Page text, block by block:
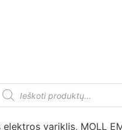
variklis, MOLL